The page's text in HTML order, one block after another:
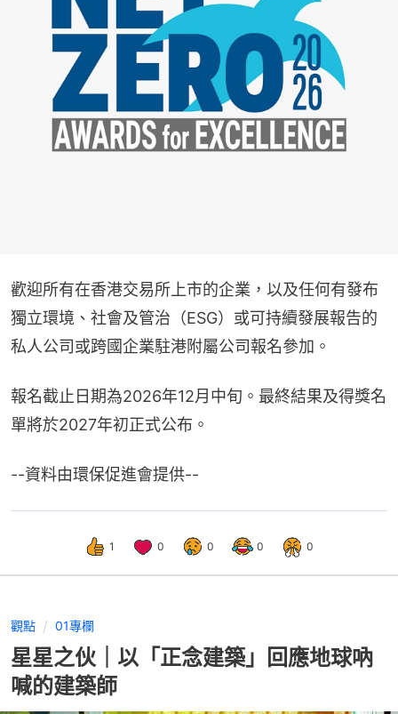
歡迎所有在香港交易所上市的企業，以及任何有發布
獨立環境、社會及管治（ESG）或可持續發展報告的
私人公司或跨國企業駐港附屬公司報名參加。
報名截止日期為2026年12月中旬。最終結果及得獎名
單將於2027年初正式公布。
--資料由環保促進會提供--
1 0 0 0 0
觀點 01專欄
星星之伙｜以「正念建築」回應地球吶
喊的建築師